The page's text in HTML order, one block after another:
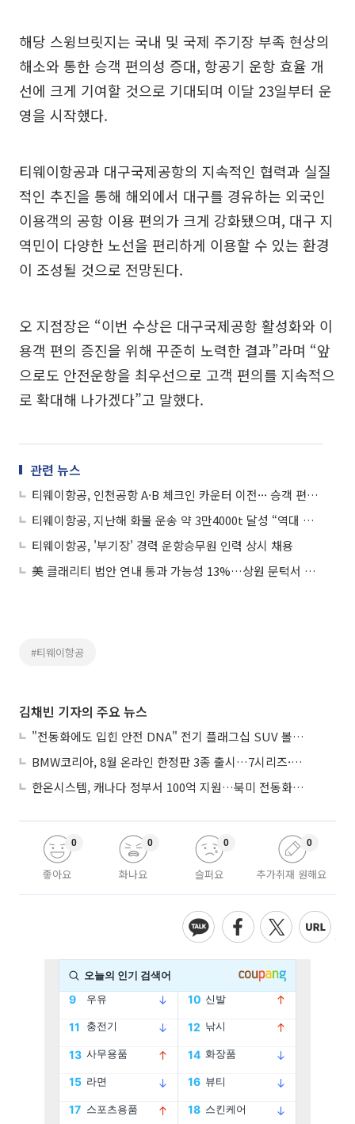
해당 스윙브릿지는 국내 및 국제 주기장 부족 현상의
해소와 통한 승객 편의성 증대, 항공기 운항 효율 개
선에 크게 기여할 것으로 기대되며 이달 23일부터 운
영을 시작했다.
티웨이항공과 대구국제공항의 지속적인 협력과 실질
적인 추진을 통해 해외에서 대구를 경유하는 외국인
이용객의 공항 이용 편의가 크게 강화됐으며, 대구 지
역민이 다양한 노선을 편리하게 이용할 수 있는 환경
이 조성될 것으로 전망된다.
오 지점장은 “이번 수상은 대구국제공항 활성화와 이
용객 편의 증진을 위해 꾸준히 노력한 결과”라며 “앞
으로도 안전운항을 최우선으로 고객 편의를 지속적으
로 확대해 나가겠다”고 말했다.
관련 뉴스
티웨이항공, 인천공항 A·B 체크인 카운터 이전··· 승객 편의 강화
티웨이항공, 지난해 화물 운송 약 3만4000t 달성 “역대 최대”
티웨이항공, '부기장' 경력 운항승무원 인력 상시 채용
美 클래리티 법안 연내 통과 가능성 13%…상원 문턱서 제동
#티웨이항공
김채빈 기자의 주요 뉴스
"전동화에도 입힌 안전 DNA" 전기 플래그십 SUV 볼보 'EX90'
BMW코리아, 8월 온라인 한정판 3종 출시…7시리즈·X7·M340i 투어링
한온시스템, 캐나다 정부서 100억 지원…북미 전동화 시장 가속
좋아요
0
화나요
0
슬퍼요
0
추가취재 원해요
0